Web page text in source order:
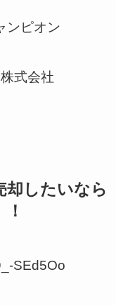
ンピオン
式会社
却したいなら
SEd5Oo